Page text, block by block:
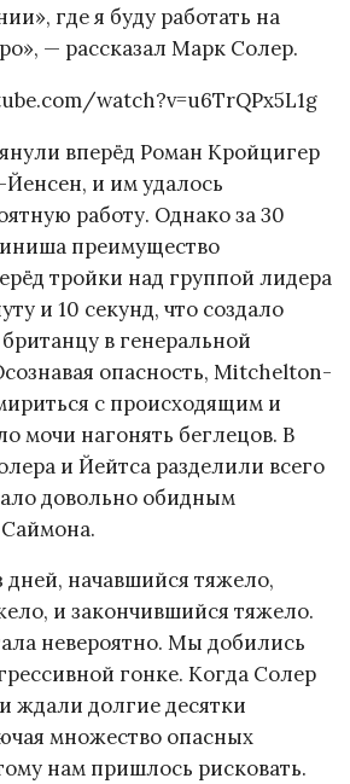
где я буду работать на
— рассказал Марк Солер.
watch?v=u6TrQPx5L1g
вперёд Роман Кройцигер
и им удалось
работу. Однако за 30
преимущество
тройки над группой лидера
и 10 секунд, что создало
в генеральной
опасность, Mitchelton-
с происходящим и
мочи нагонять беглецов. В
и Йейтса разделили всего
довольно обидным
начавшийся тяжело,
и закончившийся тяжело.
невероятно. Мы добились
гонке. Когда Солер
ждали долгие десятки
множество опасных
нам пришлось рисковать.